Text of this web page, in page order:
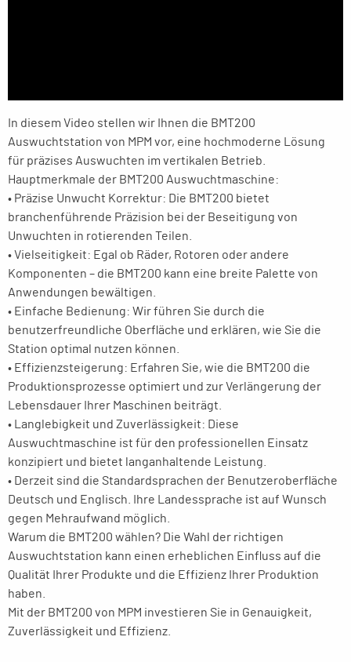
In diesem Video stellen wir Ihnen die BMT200
Auswuchtstation von MPM vor, eine hochmoderne Lösung
für präzises Auswuchten im vertikalen Betrieb.
Hauptmerkmale der BMT200 Auswuchtmaschine:
• Präzise Unwucht Korrektur: Die BMT200 bietet
branchenführende Präzision bei der Beseitigung von
Unwuchten in rotierenden Teilen.
• Vielseitigkeit: Egal ob Räder, Rotoren oder andere
Komponenten – die BMT200 kann eine breite Palette von
Anwendungen bewältigen.
• Einfache Bedienung: Wir führen Sie durch die
benutzerfreundliche Oberfläche und erklären, wie Sie die
Station optimal nutzen können.
• Effizienzsteigerung: Erfahren Sie, wie die BMT200 die
Produktionsprozesse optimiert und zur Verlängerung der
Lebensdauer Ihrer Maschinen beiträgt.
• Langlebigkeit und Zuverlässigkeit: Diese
Auswuchtmaschine ist für den professionellen Einsatz
konzipiert und bietet langanhaltende Leistung.
• Derzeit sind die Standardsprachen der Benutzeroberfläche
Deutsch und Englisch. Ihre Landessprache ist auf Wunsch
gegen Mehraufwand möglich.
Warum die BMT200 wählen? Die Wahl der richtigen
Auswuchtstation kann einen erheblichen Einfluss auf die
Qualität Ihrer Produkte und die Effizienz Ihrer Produktion
haben.
Mit der BMT200 von MPM investieren Sie in Genauigkeit,
Zuverlässigkeit und Effizienz.